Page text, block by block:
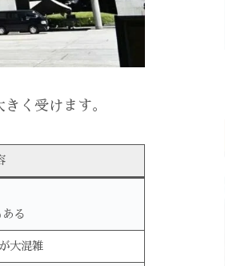
きく受けます。
る
大混雑